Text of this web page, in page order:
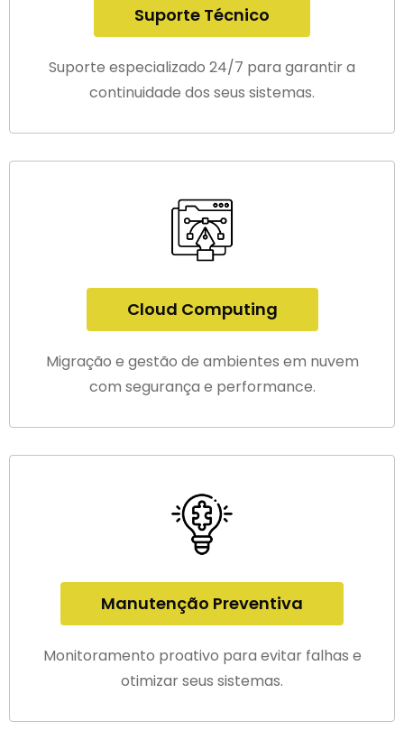
Suporte Técnico
Suporte especializado 24/7 para garantir a
continuidade dos seus sistemas.
Cloud Computing
Migração e gestão de ambientes em nuvem
com segurança e performance.
Manutenção Preventiva
Monitoramento proativo para evitar falhas e
otimizar seus sistemas.